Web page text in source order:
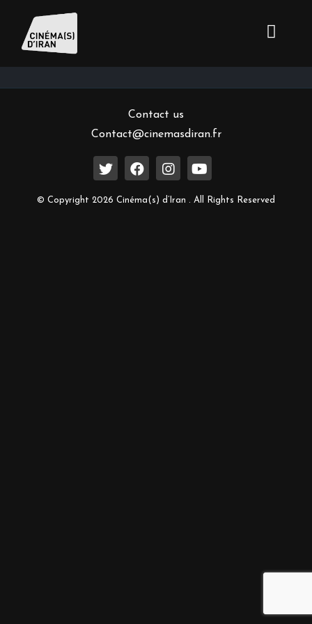
Inscrivez-vous à notre newsletter
Contact us
Contact@cinemasdiran.fr
© Copyright 2026 Cinéma(s) d’Iran . All Rights Reserved